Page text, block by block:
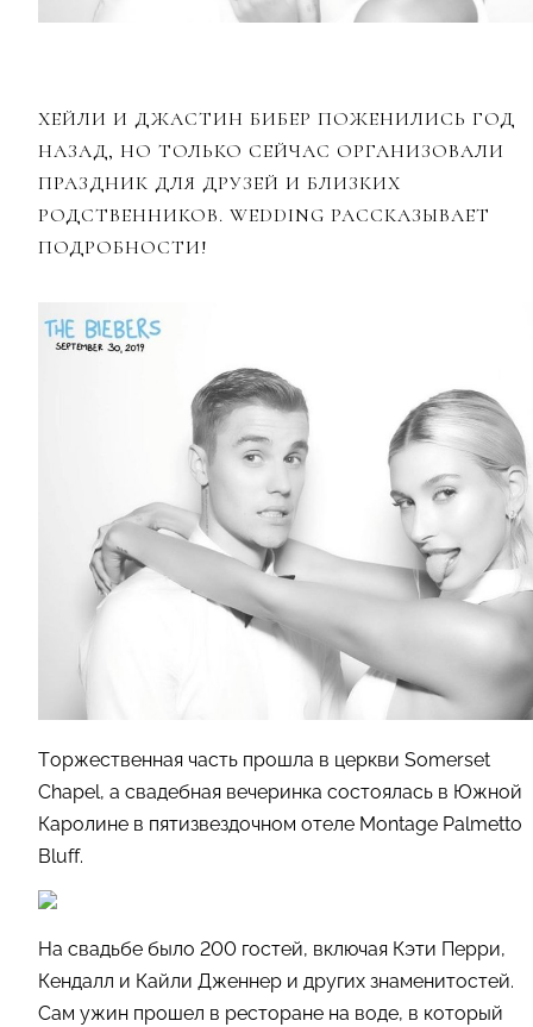
ХЕЙЛИ И ДЖАСТИН БИБЕР ПОЖЕНИЛИСЬ ГОД
НАЗАД, НО ТОЛЬКО СЕЙЧАС ОРГАНИЗОВАЛИ
ПРАЗДНИК ДЛЯ ДРУЗЕЙ И БЛИЗКИХ
РОДСТВЕННИКОВ. WEDDING РАССКАЗЫВАЕТ
ПОДРОБНОСТИ!
Торжественная часть прошла в церкви Somerset
Chapel, а свадебная вечеринка состоялась в Южной
Каролине в пятизвездочном отеле Montage Palmetto
Bluff.
На свадьбе было 200 гостей, включая Кэти Перри,
Кендалл и Кайли Дженнер и других знаменитостей.
Сам ужин прошел в ресторане на воде, в который